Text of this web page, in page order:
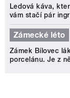
Ledová káva,
vám stačí pár
Zámecké léto
Zámek Bílovec
porcelánu. Je z